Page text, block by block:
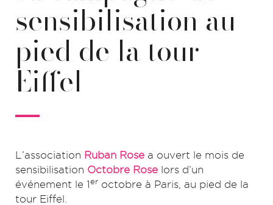
sensibilisation au
pied de la tour
Eiffel
L’association Ruban Rose a ouvert le mois de
sensibilisation Octobre Rose lors d’un
événement le 1er octobre à Paris, au pied de la
tour Eiffel.